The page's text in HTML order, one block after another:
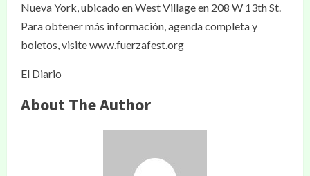
Nueva York, ubicado en West Village en 208 W 13th St.
Para obtener más información, agenda completa y
boletos, visite www.fuerzafest.org
El Diario
About The Author